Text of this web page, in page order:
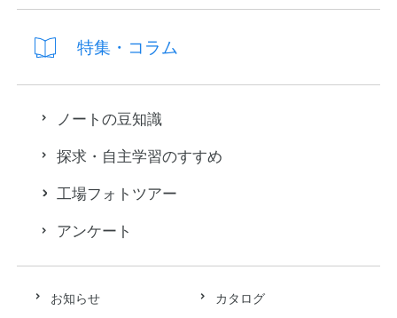
お知らせ カタログ
特集・コラム
ノートの豆知識
探求・自主学習のすすめ
工場フォトツアー
アンケート